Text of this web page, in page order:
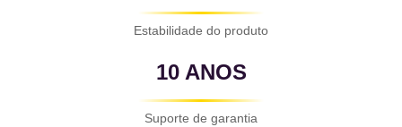
Estabilidade do produto
10 ANOS
Suporte de garantia